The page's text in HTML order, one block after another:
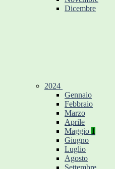
Dicembre
2024
Gennaio
Febbraio
Marzo
Aprile
Maggio 1
Giugno
Luglio
Agosto